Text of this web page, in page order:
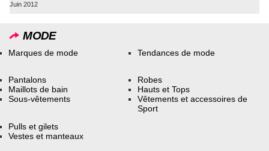
Juin 2012
MODE
Marques de mode Tendances de mode
Pantalons
Maillots de bain
Sous-vêtements
Robes
Hauts et Tops
Vêtements et accessoires de
Sport
Pulls et gilets
Vestes et manteaux